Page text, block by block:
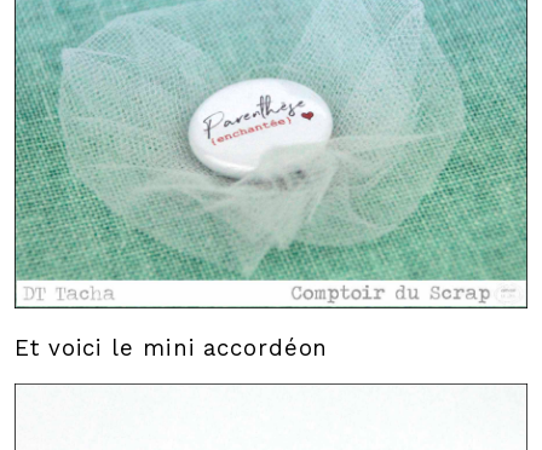
Et voici le mini accordéon